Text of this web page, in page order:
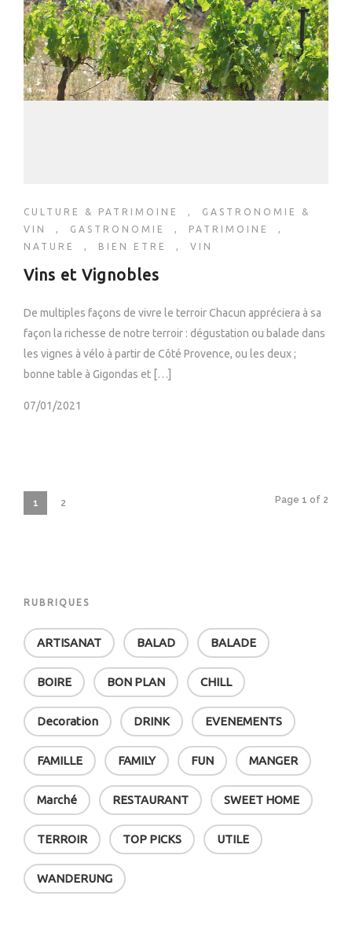
CULTURE & PATRIMOINE , GASTRONOMIE &
VIN
, GASTRONOMIE , PATRIMOINE
,
NATURE
, BIEN ETRE , VIN
Vins et Vignobles
De multiples façons de vivre le terroir Chacun appréciera à sa
façon la richesse de notre terroir : dégustation ou balade dans
les vignes à vélo à partir de Côté Provence, ou les deux ;
bonne table à Gigondas et […]
07/01/2021
1 2 Page 1 of 2
RUBRIQUES
ARTISANAT BALAD BALADE
BOIRE BON PLAN CHILL
Decoration DRINK EVENEMENTS
FAMILLE FAMILY FUN MANGER
Marché RESTAURANT SWEET HOME
TERROIR TOP PICKS UTILE
WANDERUNG